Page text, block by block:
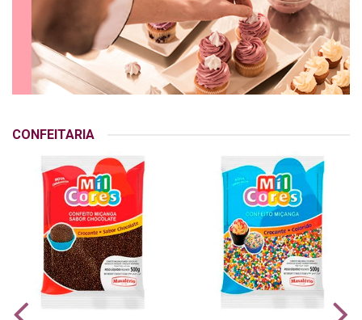
CONFEITARIA